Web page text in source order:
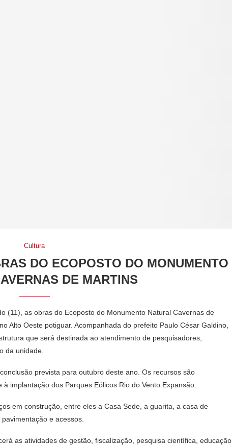
Cultura
DO ECOPOSTO DO MONUMENTO
DE MARTINS
(11), as obras do Ecoposto do Monumento Natural Cavernas de
Alto Oeste potiguar. Acompanhada do prefeito Paulo César Galdino,
que será destinada ao atendimento de pesquisadores,
da unidade.
prevista para outubro deste ano. Os recursos são
implantação dos Parques Eólicos Rio do Vento Expansão.
em construção, entre eles a Casa Sede, a guarita, a casa de
e acessos.
as atividades de gestão, fiscalização, pesquisa científica, educação